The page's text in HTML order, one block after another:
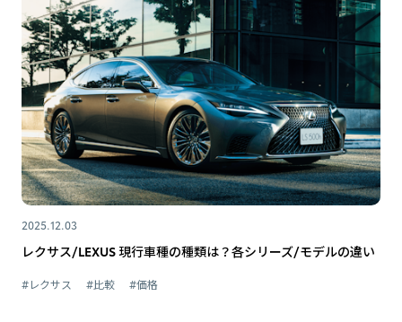
2025.12.03
レクサス/LEXUS 現行車種の種類は？各シリーズ/モデルの違い
#レクサス #比較 #価格